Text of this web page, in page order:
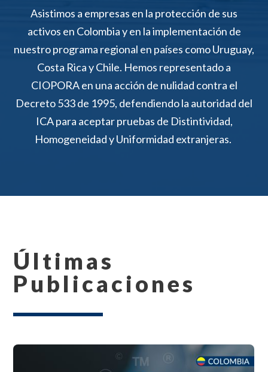
Asistimos a empresas en la protección de sus
activos en Colombia y en la implementación de
nuestro programa regional en países comoUruguay,
Costa Rica y Chile. Hemos representado a
CIOPORA en una acción de nulidad contra el
Decreto 533 de 1995, defendiendo la autoridad del
ICA para aceptar pruebas de Distintividad,
Homogeneidad y Uniformidad extranjeras.
Últimas
Publicaciones